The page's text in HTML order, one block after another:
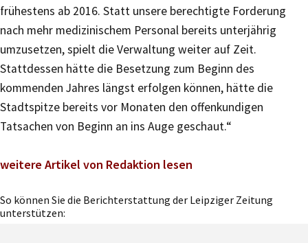
frühestens ab 2016. Statt unsere berechtigte Forderung
nach mehr medizinischem Personal bereits unterjährig
umzusetzen, spielt die Verwaltung weiter auf Zeit.
Stattdessen hätte die Besetzung zum Beginn des
kommenden Jahres längst erfolgen können, hätte die
Stadtspitze bereits vor Monaten den offenkundigen
Tatsachen von Beginn an ins Auge geschaut.“
weitere Artikel von Redaktion lesen
So können Sie die Berichterstattung der Leipziger Zeitung
unterstützen: